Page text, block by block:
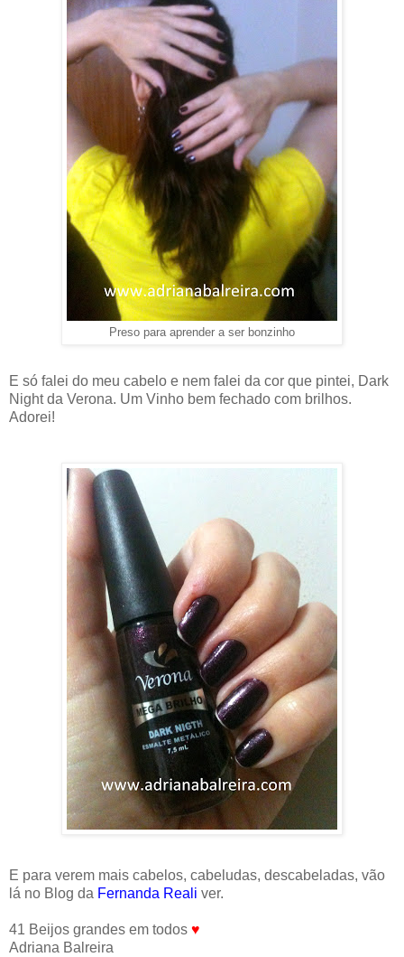
Preso para aprender a ser bonzinho
E só falei do meu cabelo e nem falei da cor que pintei, Dark
Night da Verona. Um Vinho bem fechado com brilhos.
Adorei!
E para verem mais cabelos, cabeludas, descabeladas, vão
lá no Blog da Fernanda Reali ver.
41 Beijos grandes em todos ♥
Adriana Balreira